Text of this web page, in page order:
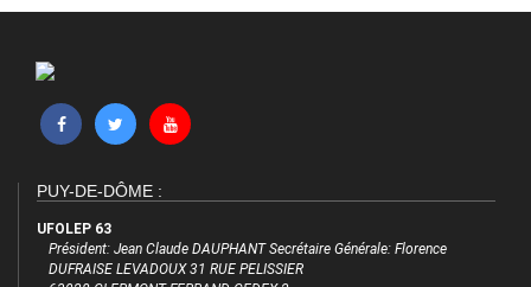
PUY-DE-DÔME :
UFOLEP 63
Président: Jean Claude DAUPHANT Secrétaire Générale: Florence
DUFRAISE LEVADOUX 31 RUE PELISSIER